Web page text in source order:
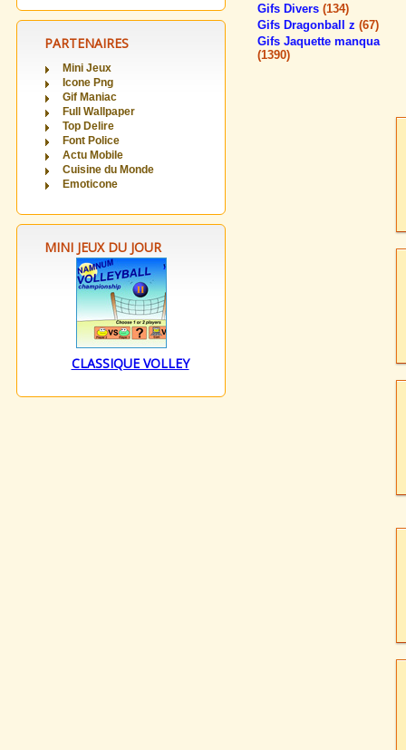
PARTENAIRES
Mini Jeux
Icone Png
Gif Maniac
Full Wallpaper
Top Delire
Font Police
Actu Mobile
Cuisine du Monde
Emoticone
MINI JEUX DU JOUR
CLASSIQUE VOLLEY
Gifs Divers (134)
Gifs Dragonball z (67)
Gifs Jaquette manqua
(1390)